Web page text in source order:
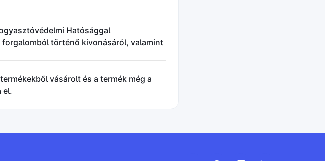
Hatósággal
történő kivonásáról, valamint
vásárolt és a termék még a
el.